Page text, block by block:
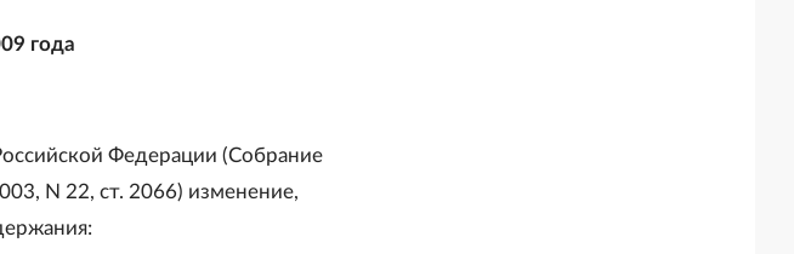
года
Федерации (Собрание
N 22, ст. 2066) изменение,